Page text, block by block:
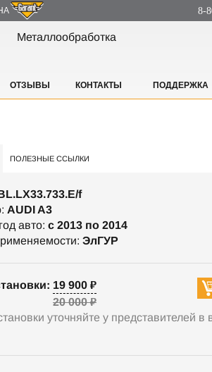
8-
Металлообработка
ОТЗЫВЫ КОНТАКТЫ ПОДДЕРЖКА
ПОЛЕЗНЫЕ ССЫЛКИ
f
AUDI A3
авто: c 2013 по 2014
ЭлГУР
19 900 ₽
20 000 ₽
уточняйте у представителей